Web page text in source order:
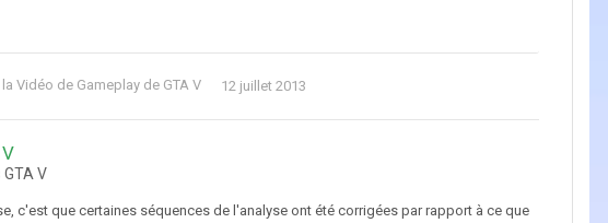
Vidéo de Gameplay de GTA V 12 juillet 2013
GTA V
c'est que certaines séquences de l'analyse ont été corrigées par rapport à ce que